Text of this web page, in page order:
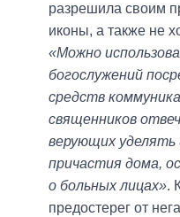
разрешила своим
иконы, а также не
«Можно
богослужений
средств
священников
верующих
причастия дома,
о больных лицах».
предостерег от